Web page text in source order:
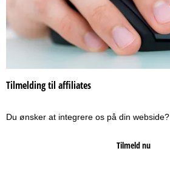
Tilmelding til affiliates
Du ønsker at integrere os på din webside?
Tilmeld nu